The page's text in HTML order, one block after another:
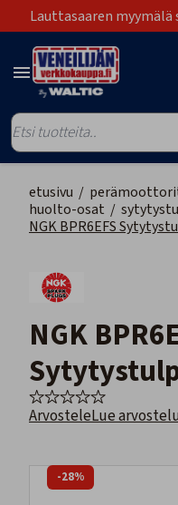
Lauttasaaren
poistunut
etusivu /
huolto-osat /
NGK BPR6EFS
NGK BPR6EFS
ArvosteleLue
-28%